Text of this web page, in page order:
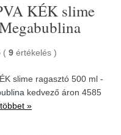
KÉK slime
( 9 értékelés )
slime ragasztó 500 ml -
kedvező áron 4585
»